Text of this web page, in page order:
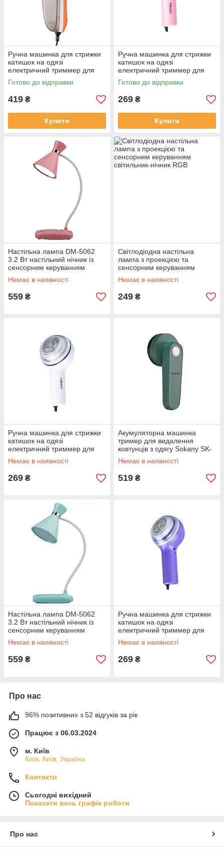
Ручна машинка для стрижки
катишок на одязі
електричний триммер для
видалення ковтунців від
мережі Sokany SK-880
Готово до відправки
419 ₴
Купити
Ручна машинка для стрижки
катишок на одязі
електричний триммер для
видалення ковтунців від
мережі SK-879 Рожевий
Готово до відправки
269 ₴
Купити
Настільна лампа DM-5062
3.2 Вт настільний нічник із
сенсорним керуванням
Рожевий
Немає в наявності
559 ₴
Світлодіодна настільна
лампа з проекцією та
сенсорним керуванням
світильник-нічник
Немає в наявності
249 ₴
Ручна машинка для стрижки
катишок на одязі
електричний триммер для
видалення ковтунців від
мережі SK-879 Білий
Немає в наявності
269 ₴
Акумуляторна машинка
тример для видалення
ковтунців з одягу Sokany SK-
878 5W зелена
Немає в наявності
519 ₴
Настільна лампа DM-5062
3.2 Вт настільний нічник із
сенсорним керуванням
Блакитний
Немає в наявності
559 ₴
Ручна машинка для стрижки
катишок на одязі
електричний триммер для
видалення ковтунців від
мережі SK-879 Фіолетовий
Немає в наявності
269 ₴
Про нас
96% позитивних з 52 відгуків за рік
Працює з 06.03.2024
м. Київ
Київ, Київ, Україна
Контакти
Сьогодні вихідний
Показати весь графік роботи
Про нас